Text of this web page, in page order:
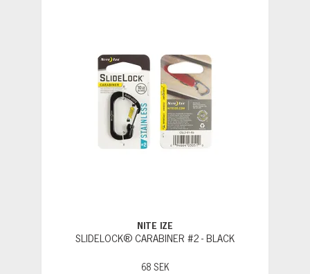
NITE IZE
SLIDELOCK® CARABINER #2 - BLACK
68 SEK